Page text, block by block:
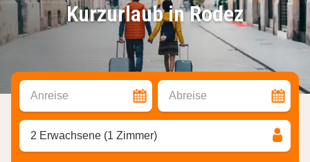
Kurzurlaub in Rodez
Anreise Abreise
2 Erwachsene (1 Zimmer)